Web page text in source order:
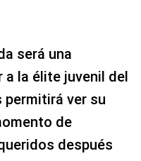
será una
la élite juvenil del
permitirá ver su
de
después